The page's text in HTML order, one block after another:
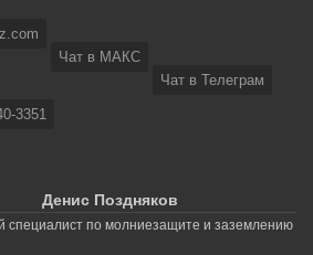
Чат в МАКС
Чат в Телеграм
3351
Денис Поздняков
специалист по молниезащите и заземлению